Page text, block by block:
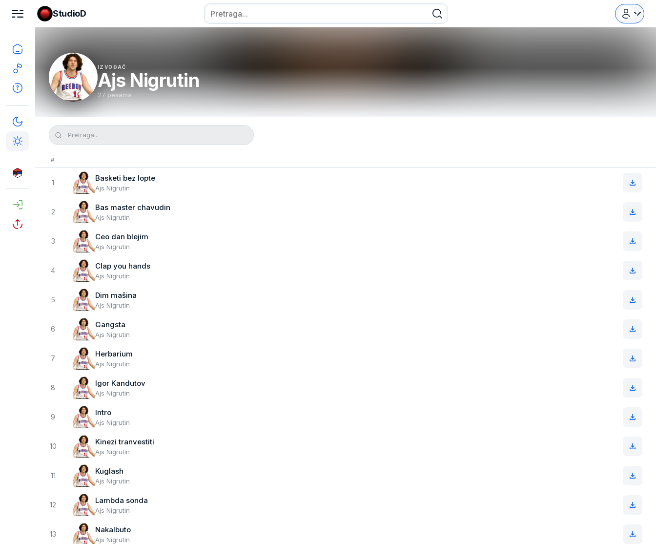
StudioD
IZVOĐAČ
Ajs Nigrutin
27 pesama
#
1 Basketi bez lopte
Ajs Nigrutin
2 Bas master chavudin
Ajs Nigrutin
3 Ceo dan blejim
Ajs Nigrutin
4 Clap you hands
Ajs Nigrutin
5 Dim mašina
Ajs Nigrutin
6 Gangsta
Ajs Nigrutin
7 Herbarium
Ajs Nigrutin
8 Igor Kandutov
Ajs Nigrutin
9 Intro
Ajs Nigrutin
10 Kinezi tranvestiti
Ajs Nigrutin
11 Kuglash
Ajs Nigrutin
12 Lambda sonda
Ajs Nigrutin
13 Nakalbuto
Ajs Nigrutin